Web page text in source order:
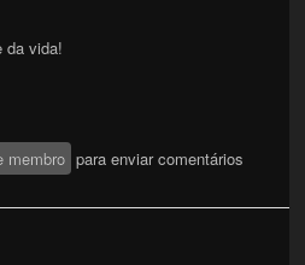
vida!
membro para enviar comentários